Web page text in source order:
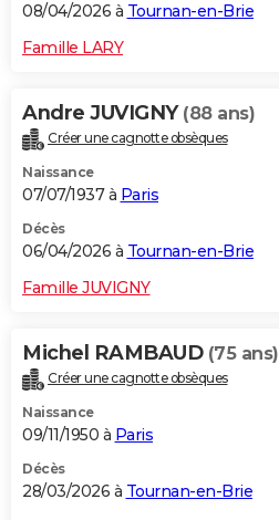
08/04/2026 à Tournan-en-Brie
Famille LARY
Andre JUVIGNY (88 ans)
Créer une cagnotte obsèques
Naissance
07/07/1937 à Paris
Décès
06/04/2026 à Tournan-en-Brie
Famille JUVIGNY
Michel RAMBAUD (75 ans)
Créer une cagnotte obsèques
Naissance
09/11/1950 à Paris
Décès
28/03/2026 à Tournan-en-Brie